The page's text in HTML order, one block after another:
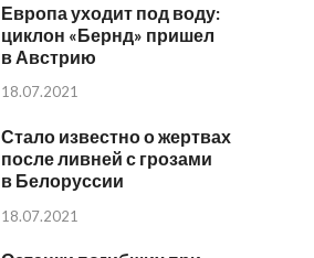
Европа уходит под воду:
циклон «Бернд» пришел
в Австрию
18.07.2021
Стало известно о жертвах
после ливней с грозами
в Белоруссии
18.07.2021